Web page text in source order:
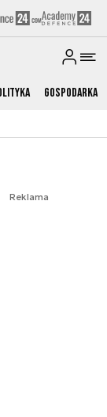
Gospodarka
Reklama